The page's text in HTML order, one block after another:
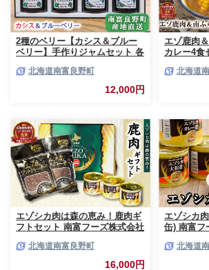
2種のベリー【カシス＆ブルー
ベリー】手作りジャムセット 各
ベリー カシス ブルーベリー ソ
ース 果実 てんさい糖 無農薬 甘
北海道南富良野町
12,000円
エゾ鹿肉
カレー4食
スープカ
北海道
エゾシカ肉は森の恵み！鹿肉ギ
フトセット 南富フーズ株式会社
北海道 南富良野町 エゾシカ 缶
詰 セット 詰合せ 贈り物 ギフト
北海道南富良野町
16,000円
エゾシカ
缶) 南富フ
南富良野
ト 詰合せ
北海道